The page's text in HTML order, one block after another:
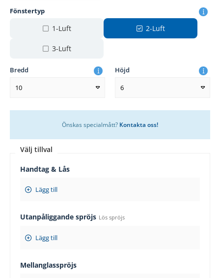
Fönstertyp
1-Luft 2-Luft
3-Luft
Bredd
10
Höjd
6
Önskas specialmått? Kontakta oss!
Välj tillval
Handtag & Lås
Lägg till
Utanpåliggande spröjs Lös spröjs
Lägg till
Mellanglasspröjs